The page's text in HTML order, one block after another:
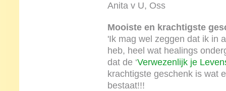
Anita v U, Oss
Mooiste en krachtigste
'Ik mag wel zeggen dat ik in
heb, heel wat healings
dat de ‘Verwezenlijk je
krachtigste geschenk is wat
bestaat!!!